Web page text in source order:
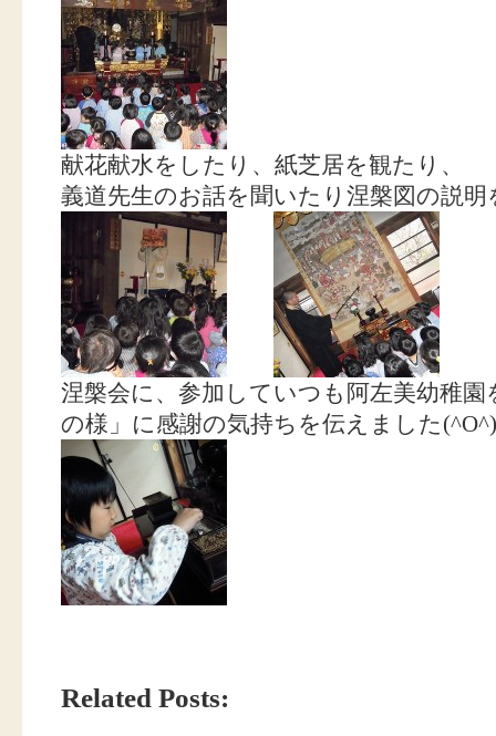
献花献水をしたり、紙芝居を観たり、
義道先生のお話を聞いたり涅槃図の説
涅槃会に、参加していつも阿左美幼稚
の様」に感謝の気持ちを伝えました(^O^)
Related Posts: